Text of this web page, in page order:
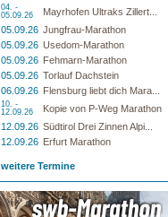
04. -
05.09.26
Mayrhofen Ultraks Zillert...
05.09.26 Jungfrau-Marathon
05.09.26 Usedom-Marathon
05.09.26 Fehmarn-Marathon
05.09.26 Torlauf Dachstein
06.09.26 Flensburg liebt dich Mara...
10. -
12.09.26
Kopie von P-Weg Marathon
12.09.26 Südtirol Drei Zinnen Alpi...
12.09.26 Erfurt Marathon
weitere Termine